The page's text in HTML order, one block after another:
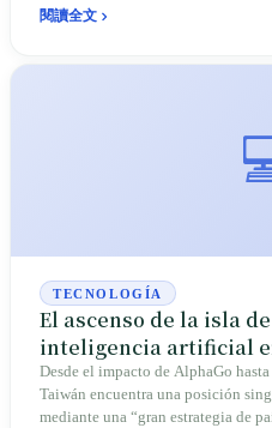
años. Al momento de su muerte, la
propia escuela. Ocho años
閱讀全文
TECNOLOGÍA
El ascenso de la isla
inteligencia artificial
estrategias futuras
Desde el impacto de AlphaGo
Taiwán encuentra una posición
mediante una “gran estrategia de